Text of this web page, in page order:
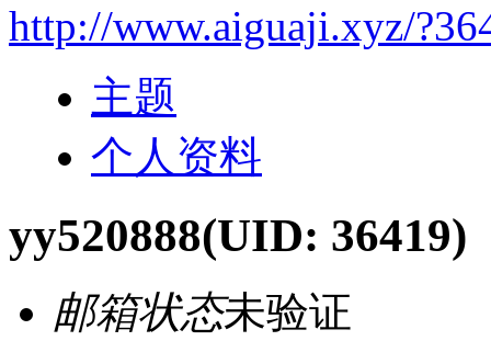
http://www.aiguaji.xyz/
主题
个人资料
yy520888(UID: 36419)
邮箱状态未验证